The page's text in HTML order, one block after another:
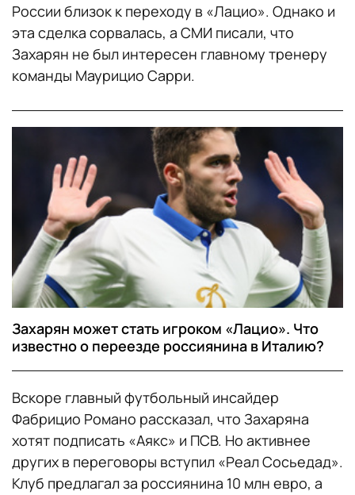
России близок к переходу в «Лацио». Однако и
эта сделка сорвалась, а СМИ писали, что
Захарян не был интересен главному тренеру
команды Маурицио Сарри.
Захарян может стать игроком «Лацио». Что
известно о переезде россиянина в Италию?
Вскоре главный футбольный инсайдер
Фабрицио Романо рассказал, что Захаряна
хотят подписать «Аякс» и ПСВ. Но активнее
других в переговоры вступил «Реал Сосьедад».
Клуб предлагал за россиянина 10 млн евро, а